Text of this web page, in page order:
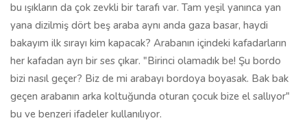
bu ışıkların da çok zevkli bir tarafı var. Tam yeşil yanınca yan
yana dizilmiş dört beş araba aynı anda gaza basar, haydi
bakayım ilk sırayı kim kapacak? Arabanın içindeki kafadarların
her kafadan ayrı bir ses çıkar. "Birinci olamadık be! Şu bordo
bizi nasıl geçer? Biz de mi arabayı bordoya boyasak. Bak bak
geçen arabanın arka koltuğunda oturan çocuk bize el sallıyor"
bu ve benzeri ifadeler kullanılıyor.